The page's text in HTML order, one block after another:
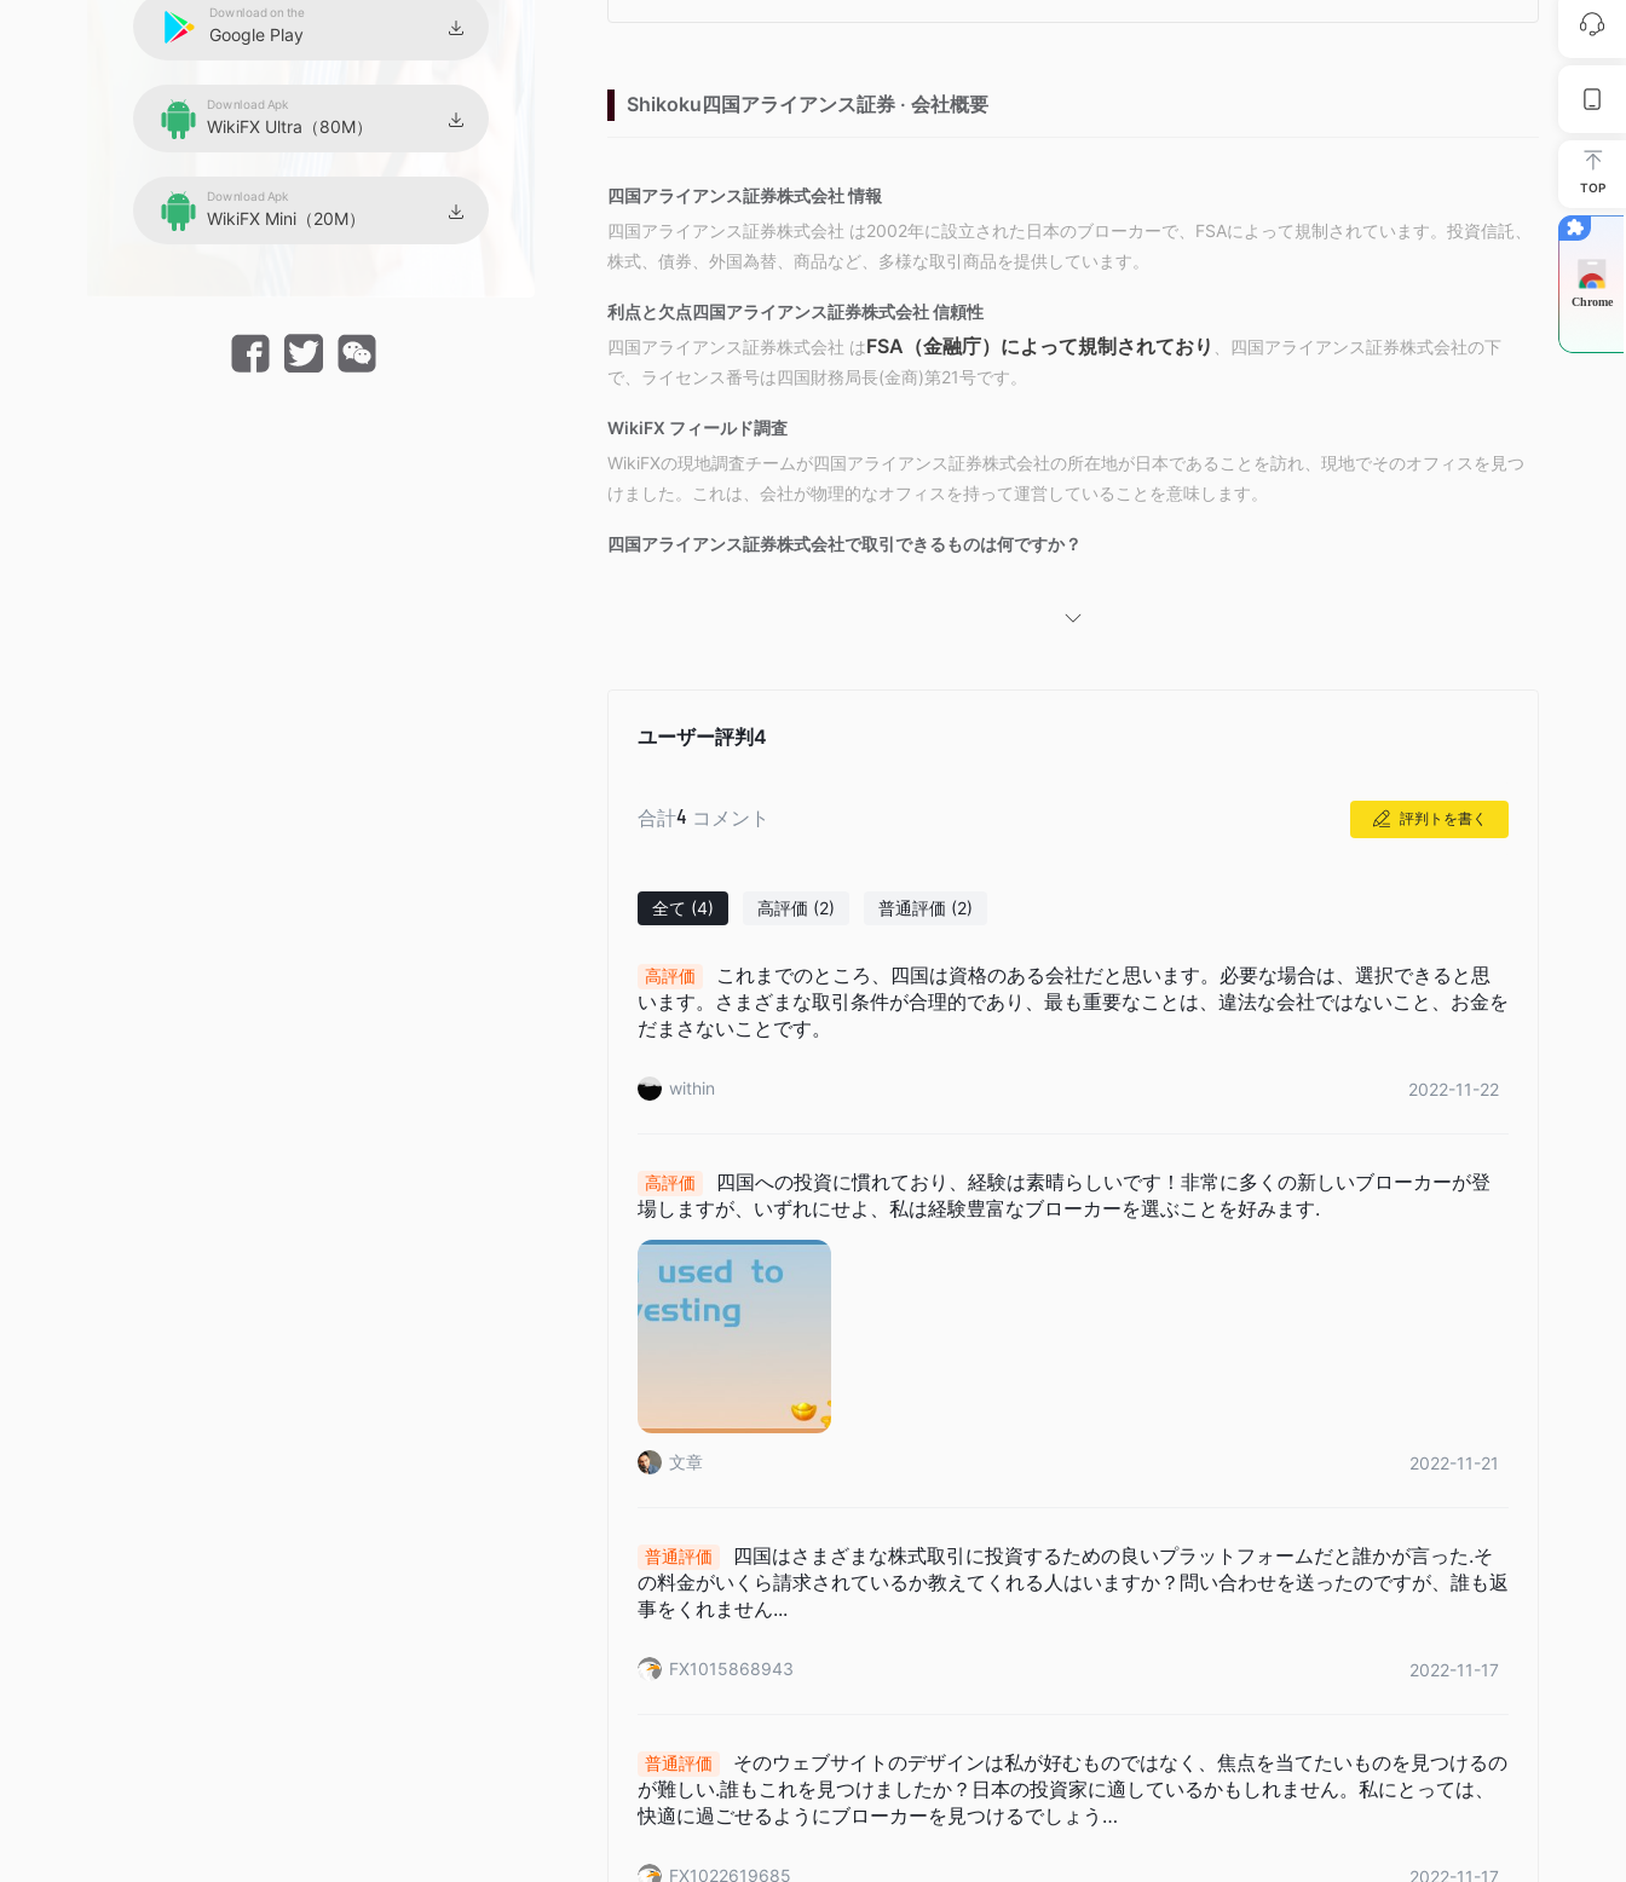
Download on the
Google Play
Download Apk
WikiFX Ultra（80M）
Download Apk
WikiFX Mini（20M）
Shikoku四国アライアンス証券 · 会社概要
四国アライアンス証券株式会社 情報
四国アライアンス証券株式会社 は2002年に設立された日本のブローカーで、FSAによって規制されています。投資信託、
株式、債券、外国為替、商品など、多様な取引商品を提供しています。
利点と欠点四国アライアンス証券株式会社 信頼性
四国アライアンス証券株式会社 はFSA（金融庁）によって規制されており
、四国アライアンス証券株式会社の下
で、ライセンス番号は四国財務局長(金商)第21号です。
WikiFX フィールド調査
WikiFXの現地調査チームが四国アライアンス証券株式会社の所在地が日本であることを訪れ、現地でそのオフィスを見つ
けました。これは、会社が物理的なオフィスを持って運営していることを意味します。
四国アライアンス証券株式会社で取引できるものは何ですか？
ユーザー評判4
合計4 コメント 評判トを書く
全て (4) 高評価 (2) 普通評価 (2)
高評価
これまでのところ、四国は資格のある会社だと思います。必要な場合は、選択できると思
います。さまざまな取引条件が合理的であり、最も重要なことは、違法な会社ではないこと、お金を
だまさないことです。
within 2022-11-22
高評価
四国への投資に慣れており、経験は素晴らしいです！非常に多くの新しいブローカーが登
場しますが、いずれにせよ、私は経験豊富なブローカーを選ぶことを好みます.
文章 2022-11-21
普通評価
四国はさまざまな株式取引に投資するための良いプラットフォームだと誰かが言った.そ
の料金がいくら請求されているか教えてくれる人はいますか？問い合わせを送ったのですが、誰も返
事をくれません...
FX1015868943 2022-11-17
普通評価
そのウェブサイトのデザインは私が好むものではなく、焦点を当てたいものを見つけるの
が難しい.誰もこれを見つけましたか？日本の投資家に適しているかもしれません。私にとっては、
快適に過ごせるようにブローカーを見つけるでしょう…
FX1022619685 2022-11-17
TOP
Chrome